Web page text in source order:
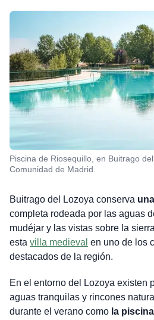
Piscina de Riosequillo, en Buitrago
Comunidad de Madrid.
Buitrago del Lozoya conserva
completa rodeada por las aguas
mudéjar y las vistas sobre la
esta villa medieval en uno de los
destacados de la región.
En el entorno del Lozoya existen
aguas tranquilas y rincones
durante el verano como la